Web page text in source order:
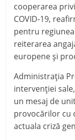
cooperarea
COVID-19,
pentru
reiterarea
europene şi
Administraţia
intervenţiei
un mesaj de
provocărilor cu
actuala criză